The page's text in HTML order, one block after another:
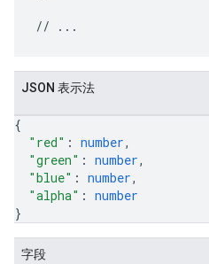
JSON 表示法
{
"red" : number,
"green" : number,
"blue" : number,
"alpha" : number
}
字段